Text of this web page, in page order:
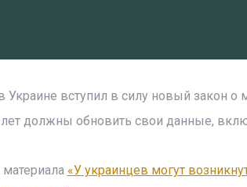
Украине вступил в силу новый закон о
должны обновить свои данные,
«У украинцев могут